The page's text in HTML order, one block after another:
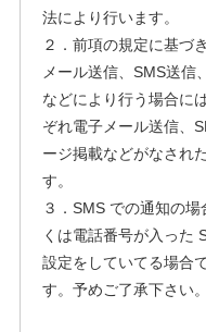
法により行います。
２．前項の規定に基づ
メール送信、SMS送信
などにより行う場合に
ぞれ電子メール送信、
ージ掲載などがなされ
す。
３．SMS での通知の
くは電話番号が入った
設定をしていてる場合
す。予めご了承下さい。